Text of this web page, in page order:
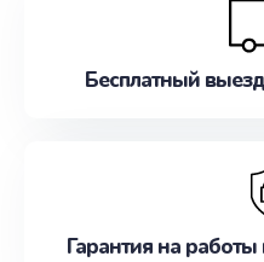
Бесплатный
Гарантия на работы